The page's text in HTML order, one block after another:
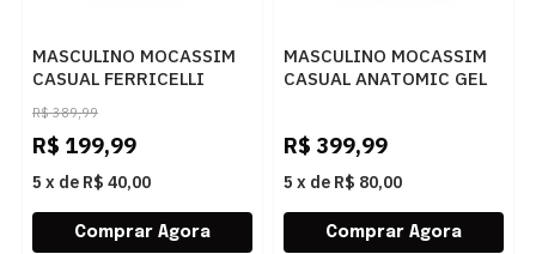
MASCULINO MOCASSIM
CASUAL FERRICELLI
MULE STE15-10CE00
CERVO PRETO
UNIS.STELVIO
R$ 389,99
R$ 199,99
5 x de R$ 40,00
MASCULINO MOCASSIM
CASUAL ANATOMIC GEL
R$ 399,99
5 x de R$ 80,00